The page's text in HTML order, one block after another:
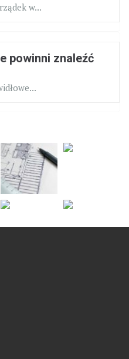
w...
powinni znaleźć